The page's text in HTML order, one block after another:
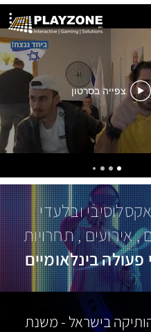
צפייה בסרטון
PLAYZONE
עוד מפגש מעריצים...״
ובלעדי
, אירועים , תחרויות
פעולה בינלאומיים
בישראל - משנת